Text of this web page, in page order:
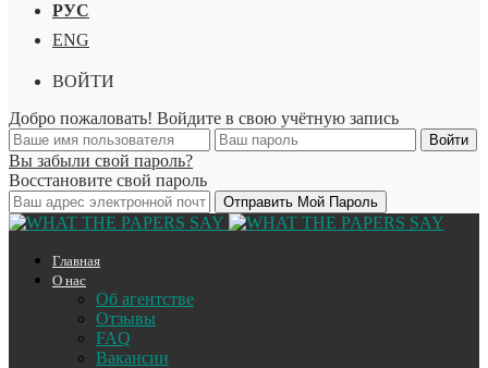
РУС
ENG
ВОЙТИ
Добро пожаловать! Войдите в свою учётную запись
Вы забыли свой пароль?
Восстановите свой пароль
Главная
О нас
Об агентстве
Отзывы
FAQ
Вакансии